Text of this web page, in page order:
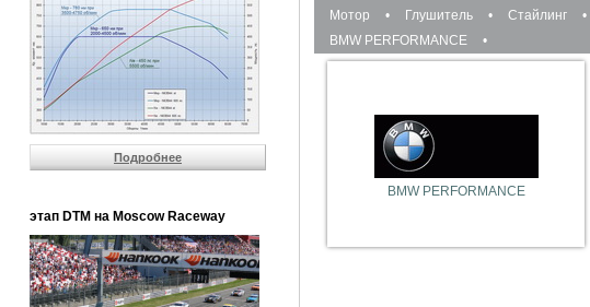
Подробнее
этап DTM на Moscow Raceway
Мотор
• Глушитель • Стайлинг •
BMW PERFORMANCE
•
BMW PERFORMANCE